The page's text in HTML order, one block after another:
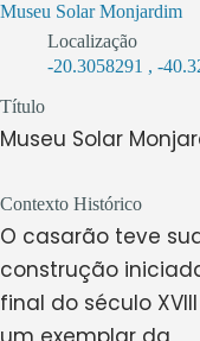
Museu Solar Monjardim
Localização
-20.3058291 , -
Título
Museu Solar
Contexto Histórico
O casarão teve
construção
final do século